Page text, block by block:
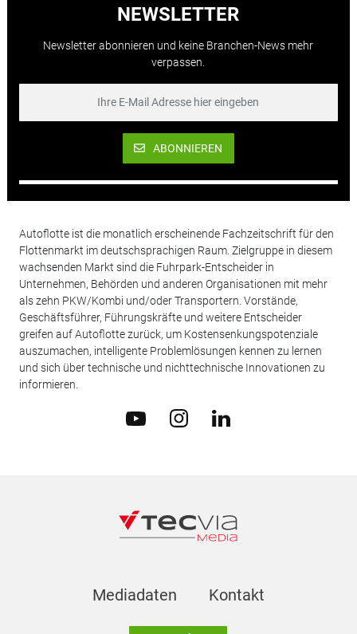
NEWSLETTER
Newsletter abonnieren und keine Branchen-News mehr
verpassen.
ABONNIEREN
Autoflotte ist die monatlich erscheinende Fachzeitschrift für den
Flottenmarkt im deutschsprachigen Raum. Zielgruppe in diesem
wachsenden Markt sind die Fuhrpark-Entscheider in
Unternehmen, Behörden und anderen Organisationen mit mehr
als zehn PKW/Kombi und/oder Transportern. Vorstände,
Geschäftsführer, Führungskräfte und weitere Entscheider
greifen auf Autoflotte zurück, um Kostensenkungspotenziale
auszumachen, intelligente Problemlösungen kennen zu lernen
und sich über technische und nichttechnische Innovationen zu
informieren.
Mediadaten Kontakt